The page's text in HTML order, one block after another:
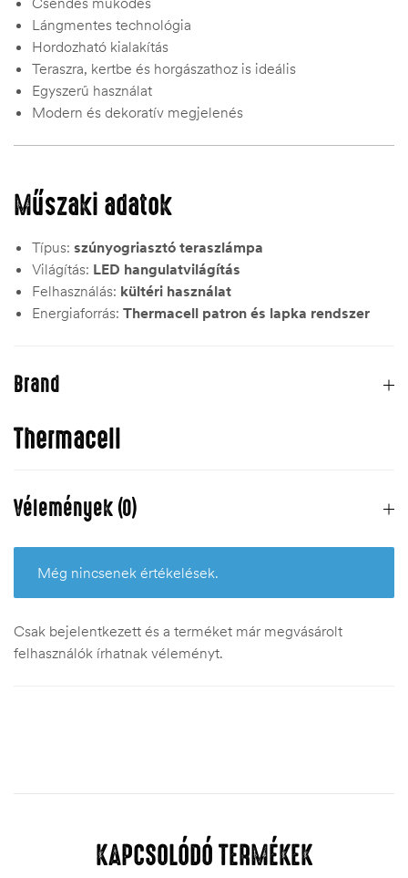
Lángmentes technológia
Hordozható kialakítás
Teraszra, kertbe és horgászathoz is ideális
Egyszerű használat
Modern és dekoratív megjelenés
Műszaki adatok
Típus: szúnyogriasztó teraszlámpa
Világítás: LED hangulatvilágítás
Felhasználás: kültéri használat
Energiaforrás: Thermacell patron és lapka rendszer
Brand
Thermacell
Vélemények (0)
Még nincsenek értékelések.
Csak bejelentkezett és a terméket már megvásárolt
felhasználók írhatnak véleményt.
KAPCSOLÓDÓ TERMÉKEK